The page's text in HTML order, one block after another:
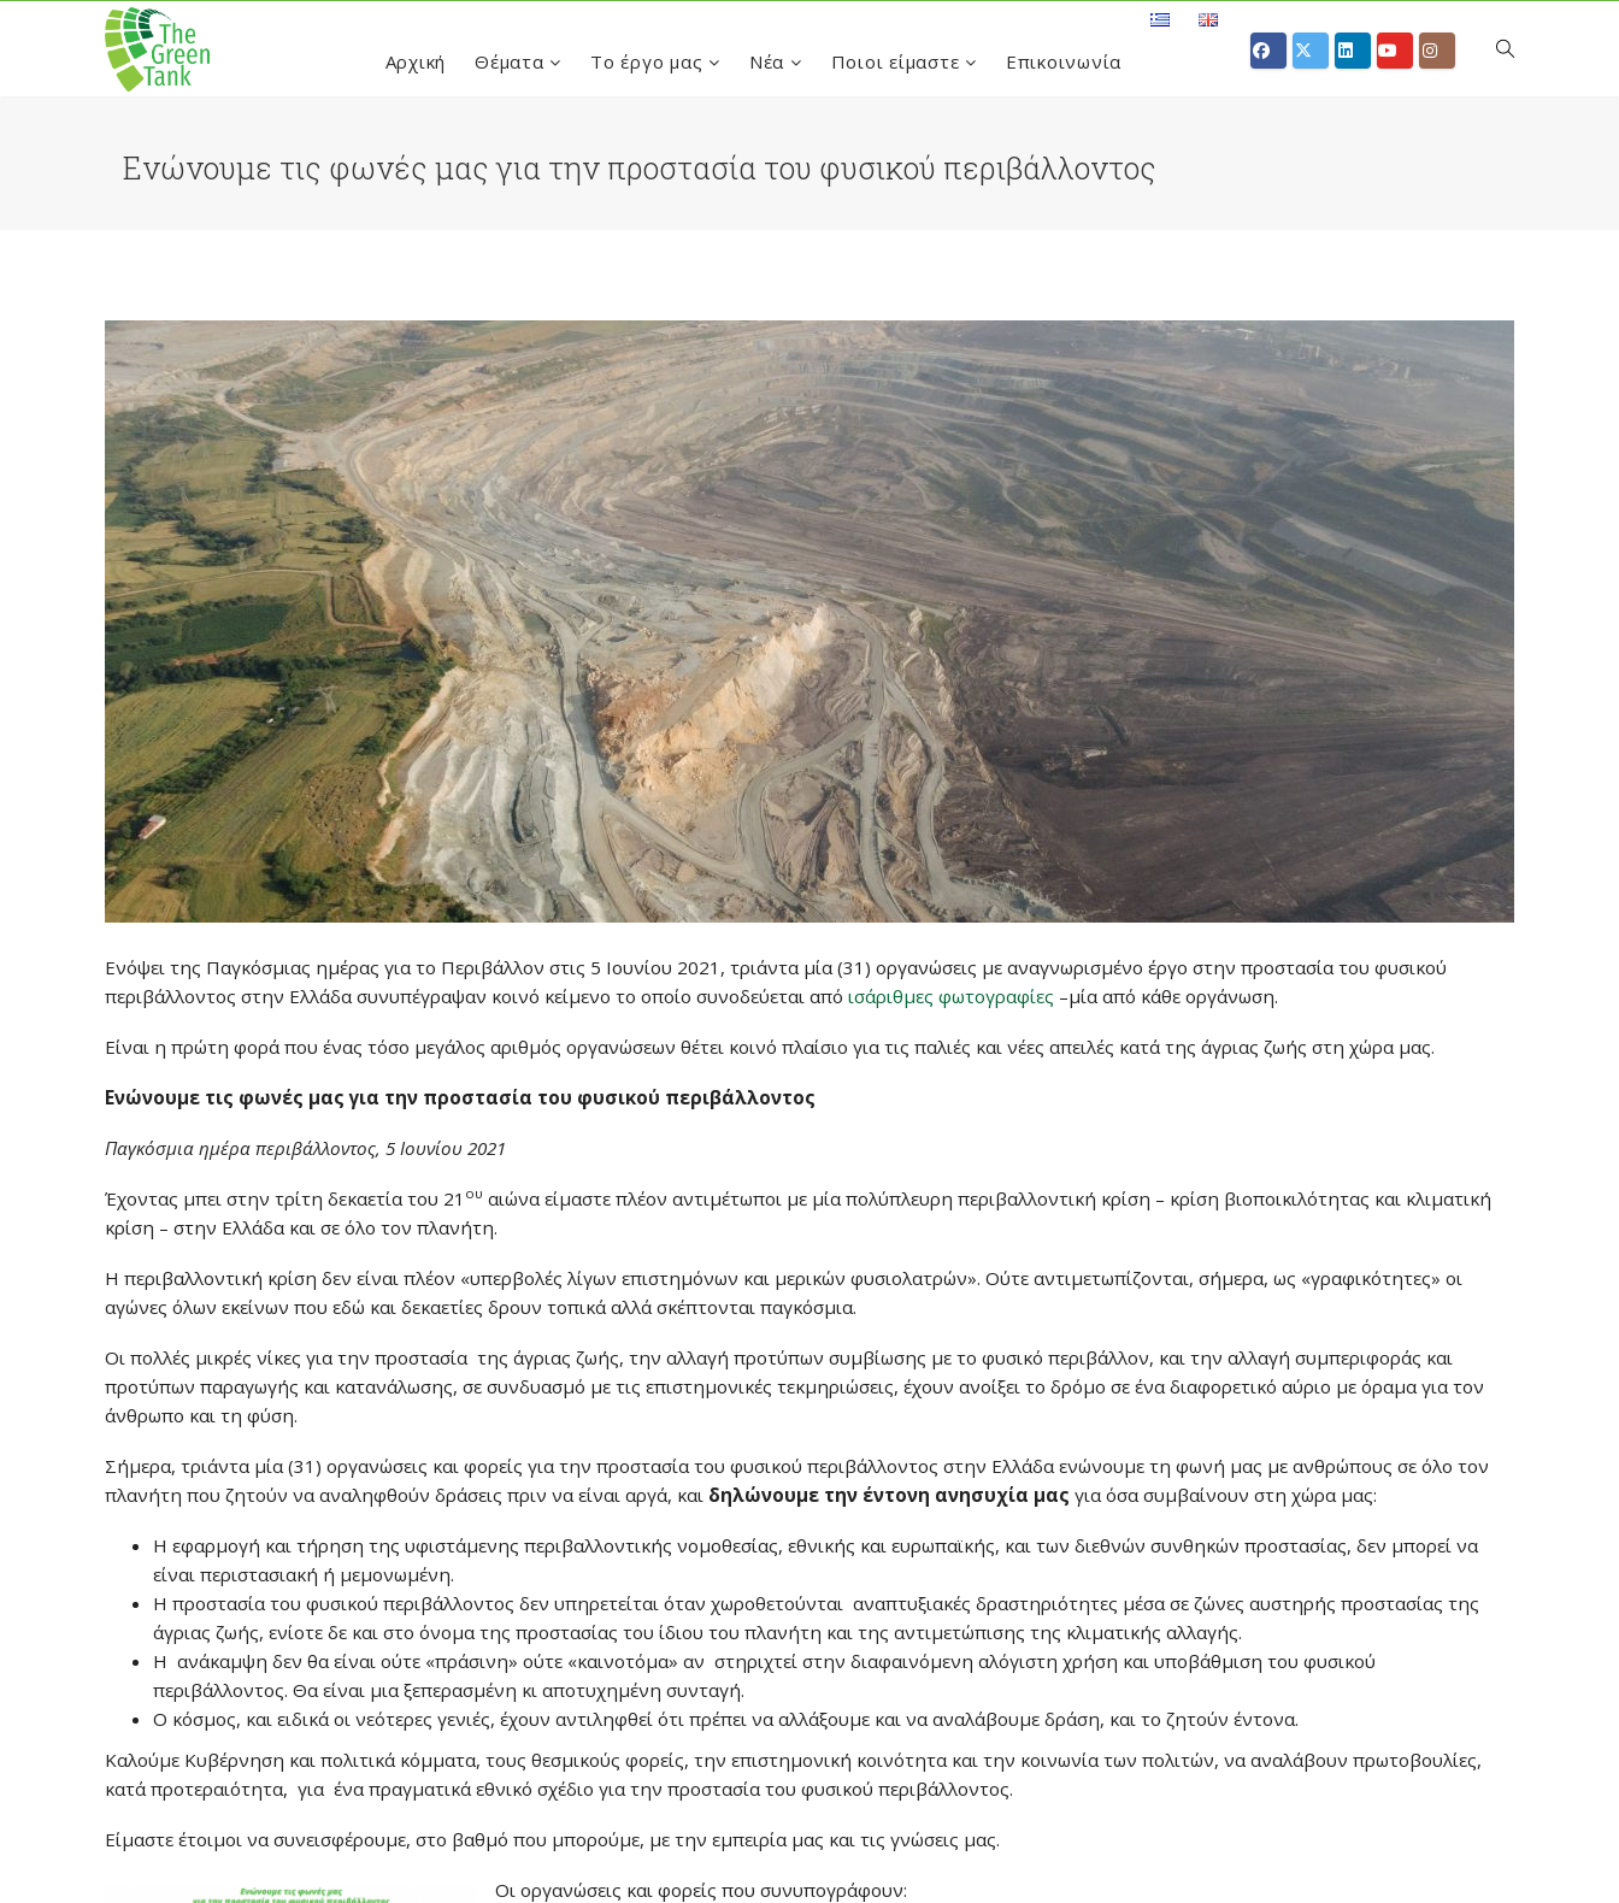
Αρχική Θέματα Το έργο μας Νέα Ποιοι είμαστε Επικοινωνία
Ενώνουμε τις φωνές μας για την προστασία του φυσικού περιβάλλοντος
Ενόψει της Παγκόσμιας ημέρας για το Περιβάλλον στις 5 Ιουνίου 2021, τριάντα μία (31) οργανώσεις με αναγνωρισμένο έργο στην προστασία του φυσικού
περιβάλλοντος στην Ελλάδα συνυπέγραψαν κοινό κείμενο το οποίο συνοδεύεται από ισάριθμες φωτογραφίες –μία από κάθε οργάνωση.
Είναι η πρώτη φορά που ένας τόσο μεγάλος αριθμός οργανώσεων θέτει κοινό πλαίσιο για τις παλιές και νέες απειλές κατά της άγριας ζωής στη χώρα μας.
Ενώνουμε τις φωνές μας για την προστασία του φυσικού περιβάλλοντος
Παγκόσμια ημέρα περιβάλλοντος, 5 Ιουνίου 2021
Έχοντας μπει στην τρίτη δεκαετία του 21 ου αιώνα είμαστε πλέον αντιμέτωποι με μία πολύπλευρη περιβαλλοντική κρίση – κρίση βιοποικιλότητας και κλιματική
κρίση – στην Ελλάδα και σε όλο τον πλανήτη.
Η περιβαλλοντική κρίση δεν είναι πλέον «υπερβολές λίγων επιστημόνων και μερικών φυσιολατρών». Ούτε αντιμετωπίζονται, σήμερα, ως «γραφικότητες» οι
αγώνες όλων εκείνων που εδώ και δεκαετίες δρουν τοπικά αλλά σκέπτονται παγκόσμια.
Οι πολλές μικρές νίκες για την προστασία της άγριας ζωής, την αλλαγή προτύπων συμβίωσης με το φυσικό περιβάλλον, και την αλλαγή συμπεριφοράς και
προτύπων παραγωγής και κατανάλωσης, σε συνδυασμό με τις επιστημονικές τεκμηριώσεις, έχουν ανοίξει το δρόμο σε ένα διαφορετικό αύριο με όραμα για τον
άνθρωπο και τη φύση.
Σήμερα, τριάντα μία (31) οργανώσεις και φορείς για την προστασία του φυσικού περιβάλλοντος στην Ελλάδα ενώνουμε τη φωνή μας με ανθρώπους σε όλο τον
πλανήτη που ζητούν να αναληφθούν δράσεις πριν να είναι αργά, και δηλώνουμε την έντονη ανησυχία μας για όσα συμβαίνουν στη χώρα μας:
Η εφαρμογή και τήρηση της υφιστάμενης περιβαλλοντικής νομοθεσίας, εθνικής και ευρωπαϊκής, και των διεθνών συνθηκών προστασίας, δεν μπορεί να
είναι περιστασιακή ή μεμονωμένη.
Η προστασία του φυσικού περιβάλλοντος δεν υπηρετείται όταν χωροθετούνται αναπτυξιακές δραστηριότητες μέσα σε ζώνες αυστηρής προστασίας της
άγριας ζωής, ενίοτε δε και στο όνομα της προστασίας του ίδιου του πλανήτη και της αντιμετώπισης της κλιματικής αλλαγής.
Η ανάκαμψη δεν θα είναι ούτε «πράσινη» ούτε «καινοτόμα» αν στηριχτεί στην διαφαινόμενη αλόγιστη χρήση και υποβάθμιση του φυσικού
περιβάλλοντος. Θα είναι μια ξεπερασμένη κι αποτυχημένη συνταγή.
Ο κόσμος, και ειδικά οι νεότερες γενιές, έχουν αντιληφθεί ότι πρέπει να αλλάξουμε και να αναλάβουμε δράση, και το ζητούν έντονα.
Καλούμε Κυβέρνηση και πολιτικά κόμματα, τους θεσμικούς φορείς, την επιστημονική κοινότητα και την κοινωνία των πολιτών, να αναλάβουν πρωτοβουλίες,
κατά προτεραιότητα, για ένα πραγματικά εθνικό σχέδιο για την προστασία του φυσικού περιβάλλοντος.
Είμαστε έτοιμοι να συνεισφέρουμε, στο βαθμό που μπορούμε, με την εμπειρία μας και τις γνώσεις μας.
Οι οργανώσεις και φορείς που συνυπογράφουν: